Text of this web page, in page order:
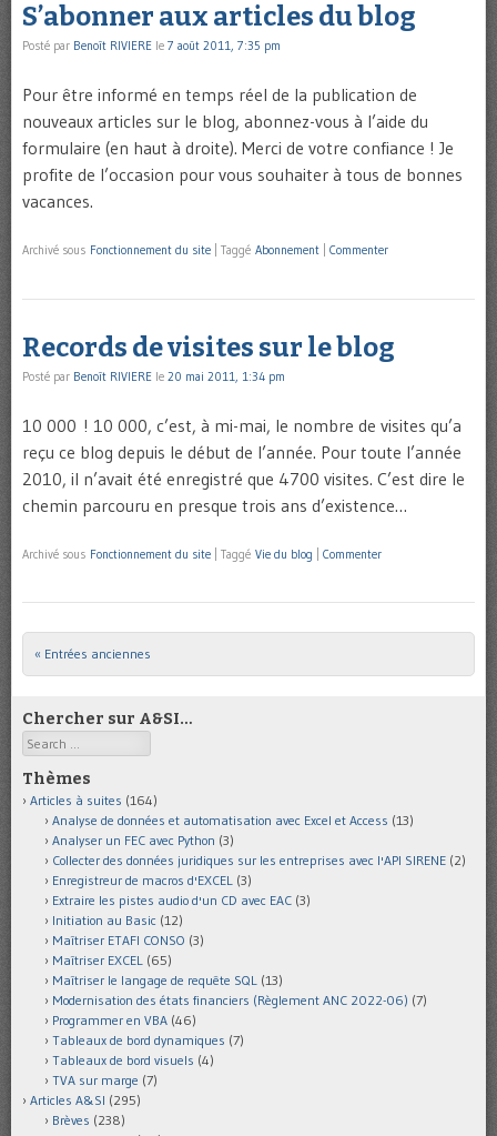
S’abonner aux articles du blog
Posté par Benoît RIVIERE le 7 août 2011, 7:35 pm
Pour être informé en temps réel de la publication de
nouveaux articles sur le blog, abonnez-vous à l’aide du
formulaire (en haut à droite). Merci de votre confiance ! Je
profite de l’occasion pour vous souhaiter à tous de bonnes
vacances.
Archivé sous Fonctionnement du site Taggé Abonnement Commenter
Records de visites sur le blog
Posté par Benoît RIVIERE le 20 mai 2011, 1:34 pm
10 000 ! 10 000, c’est, à mi-mai, le nombre de visites qu’a
reçu ce blog depuis le début de l’année. Pour toute l’année
2010, il n’avait été enregistré que 4700 visites. C’est dire le
chemin parcouru en presque trois ans d’existence…
Archivé sous Fonctionnement du site Taggé Vie du blog Commenter
Post navigation
« Entrées anciennes
Chercher sur A&SI…
Search
Thèmes
Articles à suites (164)
Analyse de données et automatisation avec Excel et Access (13)
Analyser un FEC avec Python (3)
Collecter des données juridiques sur les entreprises avec l'API SIRENE (2)
Enregistreur de macros d'EXCEL (3)
Extraire les pistes audio d'un CD avec EAC (3)
Initiation au Basic (12)
Maîtriser ETAFI CONSO (3)
Maîtriser EXCEL (65)
Maîtriser le langage de requête SQL (13)
Modernisation des états financiers (Règlement ANC 2022-06) (7)
Programmer en VBA (46)
Tableaux de bord dynamiques (7)
Tableaux de bord visuels (4)
TVA sur marge (7)
Articles A&SI (295)
Brèves (238)